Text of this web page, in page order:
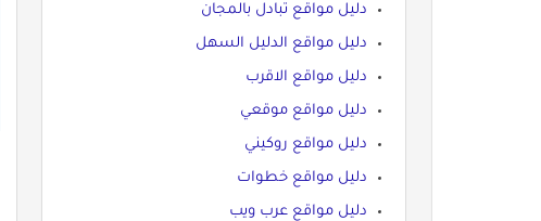
دليل مواقع تبادل بالمجان
دليل مواقع الدليل السهل
دليل مواقع الاقرب
دليل مواقع موقعي
دليل مواقع روكيني
دليل مواقع خطوات
دليل مواقع عرب ويب